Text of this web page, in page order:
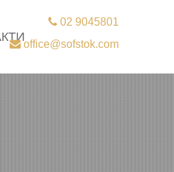
02 9045801
office@sofstok.com